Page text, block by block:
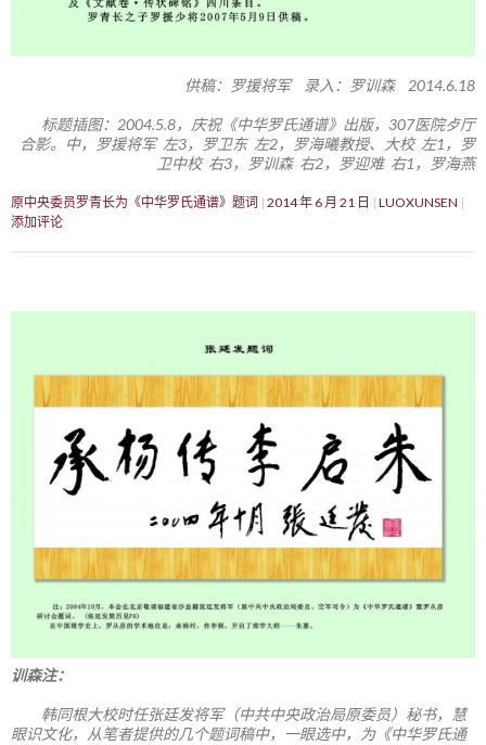
供稿：罗援将军 录入：罗训森 2014.6.18
标题插图：2004.5.8，庆祝《中华罗氏通谱》出版，307医院歺厅
合影。中，罗援将军 左3，罗卫东 左2，罗海曦教授、大校 左1，罗
卫中校 右3，罗训森 右2，罗迎难 右1，罗海燕
原中央委员罗青长为《中华罗氏通谱》题词 2014 年 6 月 21 日
LUOXUNSEN
添加评论
训森注：
韩同根大校时任张廷发将军（中共中央政治局原委员）秘书，慧
眼识文化，从笔者提供的几个题词稿中，一眼选中，为《中华罗氏通